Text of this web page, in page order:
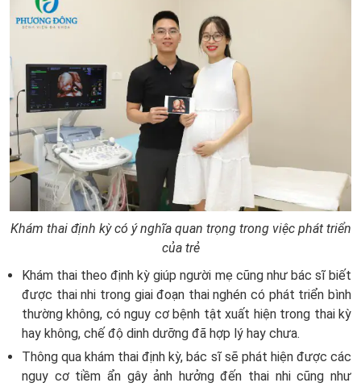
Khám thai định kỳ có ý nghĩa quan trọng trong việc phát triển
của trẻ
Khám thai theo định kỳ giúp người mẹ cũng như bác sĩ biết
được thai nhi trong giai đoạn thai nghén có phát triển bình
thường không, có nguy cơ bệnh tật xuất hiện trong thai kỳ
hay không, chế độ dinh dưỡng đã hợp lý hay chưa.
Thông qua khám thai định kỳ, bác sĩ sẽ phát hiện được các
nguy cơ tiềm ẩn gây ảnh hưởng đến thai nhi cũng như